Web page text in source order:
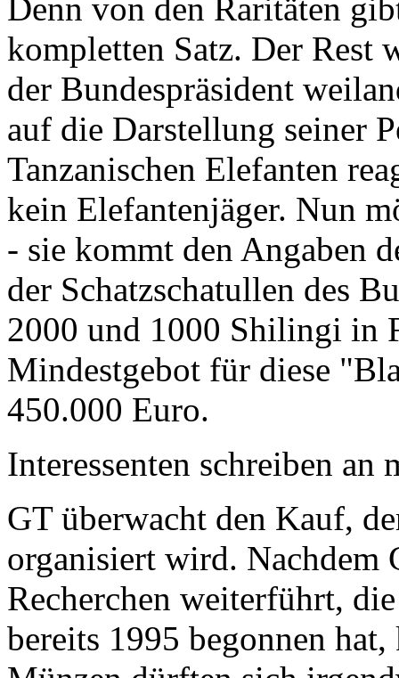
Denn von den Raritäten
kompletten Satz. Der Rest
der Bundespräsident
auf die Darstellung seiner
Tanzanischen Elefanten
kein Elefantenjäger. Nun
- sie kommt den Angaben
der Schatzschatullen des
2000 und 1000 Shilingi in
Mindestgebot für diese
450.000 Euro.
Interessenten schreiben
GT überwacht den Kauf,
organisiert wird. Nachdem
Recherchen weiterführt,
bereits 1995 begonnen